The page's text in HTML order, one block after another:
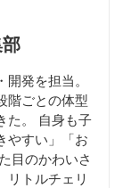
発を担当。
階ごとの体型
た。 自身も子
やすい」「お
目のかわいさ
リトルチェリ